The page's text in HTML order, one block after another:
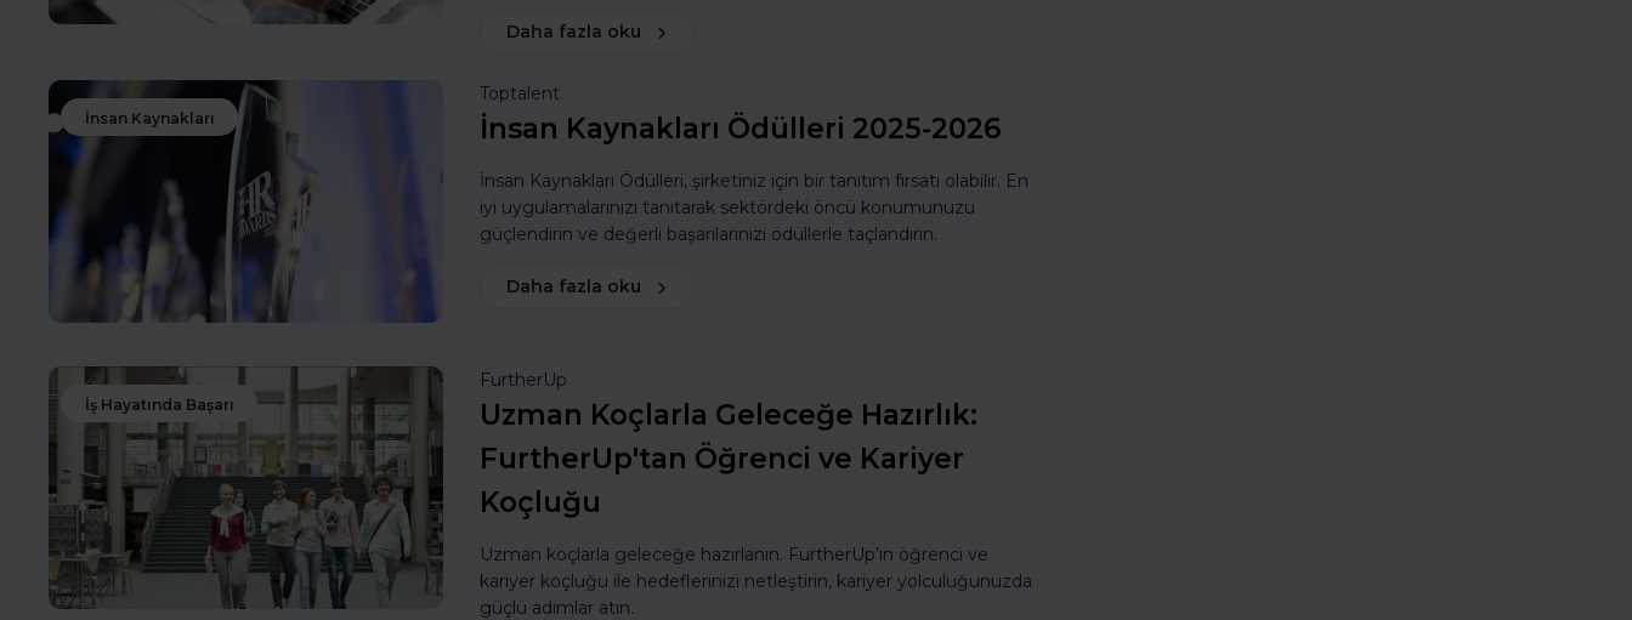
Daha fazla oku
İnsan Kaynakları
Toptalent
İnsan Kaynakları Ödülleri 2025-2026
İnsan Kaynakları Ödülleri, şirketiniz için bir tanıtım fırsatı olabilir. En
iyi uygulamalarınızı tanıtarak sektördeki öncü konumunuzu
güçlendirin ve değerli başarılarınızı ödüllerle taçlandırın.
Daha fazla oku
İş Hayatında Başarı
FurtherUp
Uzman Koçlarla Geleceğe Hazırlık:
FurtherUp'tan Öğrenci ve Kariyer
Koçluğu
Uzman koçlarla geleceğe hazırlanın. FurtherUp’ın öğrenci ve
kariyer koçluğu ile hedeflerinizi netleştirin, kariyer yolculuğunuzda
güçlü adımlar atın.